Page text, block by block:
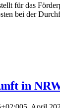
für das
bei der
in